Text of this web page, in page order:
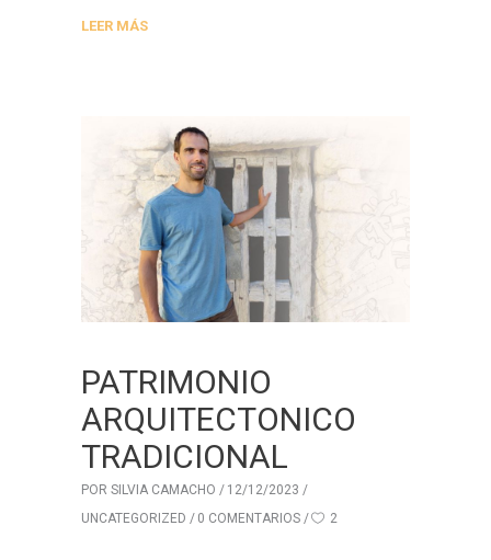
LEER MÁS
PATRIMONIO
ARQUITECTONICO
TRADICIONAL
POR SILVIA CAMACHO
12/12/2023
UNCATEGORIZED
0 COMENTARIOS 2